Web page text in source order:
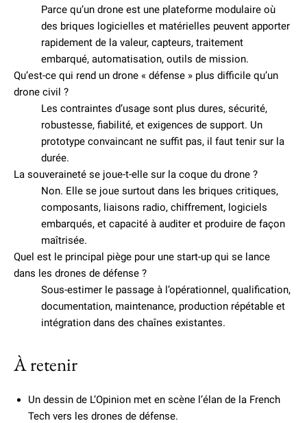
Parce qu’un drone est une plateforme modulaire où
des briques logicielles et matérielles peuvent apporter
rapidement de la valeur, capteurs, traitement
embarqué, automatisation, outils de mission.
Qu’est-ce qui rend un drone « défense » plus difficile qu’un
drone civil ?
Les contraintes d’usage sont plus dures, sécurité,
robustesse, fiabilité, et exigences de support. Un
prototype convaincant ne suffit pas, il faut tenir sur la
durée.
La souveraineté se joue-t-elle sur la coque du drone ?
Non. Elle se joue surtout dans les briques critiques,
composants, liaisons radio, chiffrement, logiciels
embarqués, et capacité à auditer et produire de façon
maîtrisée.
Quel est le principal piège pour une start-up qui se lance
dans les drones de défense ?
Sous-estimer le passage à l’opérationnel, qualification,
documentation, maintenance, production répétable et
intégration dans des chaînes existantes.
À retenir
Un dessin de L’Opinion met en scène l’élan de la French
Tech vers les drones de défense.